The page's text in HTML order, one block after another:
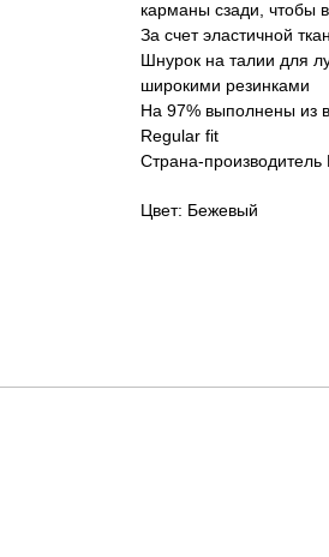
карманы сзади, чтобы
За счет эластичной
Шнурок на талии для
широкими резинками
На 97% выполнены из
Regular fit
Страна-производитель
Цвет: Бежевый